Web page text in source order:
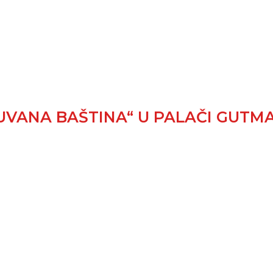
BAŠTINA“ U PALAČI